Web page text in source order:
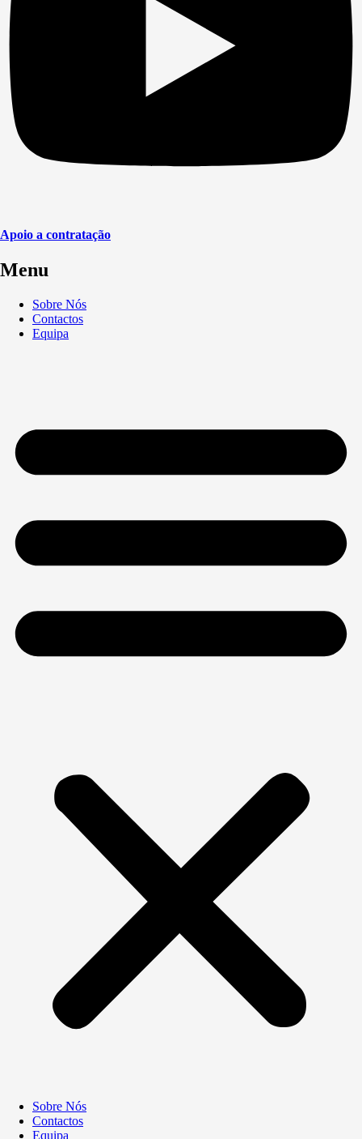
Apoio a contratação
Menu
Sobre Nós
Contactos
Equipa
Sobre Nós
Contactos
Equipa